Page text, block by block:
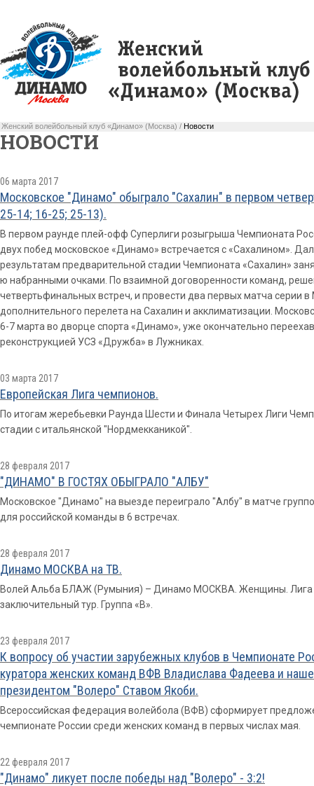
Женский волейбольный клуб «Динамо» (Москва) / Новости
НОВОСТИ
06 марта 2017
Московское "Динамо" обыграло "Сахалин" в первом
25-14; 16-25; 25-13).
В первом раунде плей-офф Суперлиги розыгрыша Чемпионата
двух побед московское «Динамо» встречается с «Сахалином».
результатам предварительной стадии Чемпионата «Сахалин»
ю набранными очками. По взаимной договоренности команд,
четвертьфинальных встреч, и провести два первых матча серии
дополнительного перелета на Сахалин и акклиматизации.
6-7 марта во дворце спорта «Динамо», уже окончательно
реконструкцией УСЗ «Дружба» в Лужниках.
03 марта 2017
Европейская Лига чемпионов.
По итогам жеребьевки Раунда Шести и Финала Четырех Лиги
стадии с итальянской "Нордмекканикой".
28 февраля 2017
"ДИНАМО" В ГОСТЯХ ОБЫГРАЛО "АЛБУ"
Московское "Динамо" на выезде переиграло "Албу" в матче
для российской команды в 6 встречах.
28 февраля 2017
Динамо МОСКВА на ТВ.
Волей Альба БЛАЖ (Румыния) – Динамо МОСКВА. Женщины. Лига
заключительный тур. Группа «В».
23 февраля 2017
К вопросу об участии зарубежных клубов в Чемпионате
куратора женских команд ВФВ Владислава Фадеева и
президентом "Волеро" Ставом Якоби.
Всероссийская федерация волейбола (ВФВ) сформирует
чемпионате России среди женских команд в первых числах мая.
22 февраля 2017
"Динамо" ликует после победы над "Волеро" - 3:2!